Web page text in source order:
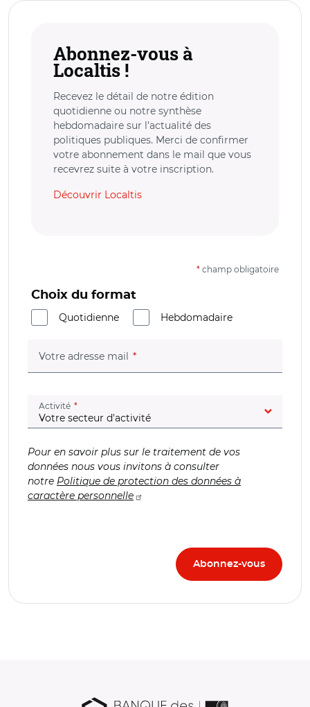
Abonnez-vous à
Localtis !
Recevez le détail de notre édition
quotidienne ou notre synthèse
hebdomadaire sur l’actualité des
politiques publiques. Merci de confirmer
votre abonnement dans le mail que vous
recevrez suite à votre inscription.
Découvrir Localtis
* champ obligatoire
Choix du format
Quotidienne
Hebdomadaire
Votre adresse mail (champ obligatoire)
Activité (champ obligatoire)
Pour en savoir plus sur le traitement de vos
données nous vous invitons à consulter
notre Politique de protection des données à
caractère personnelle